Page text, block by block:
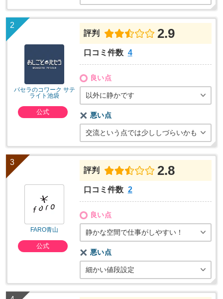
パセラのコワーク サテ
ライト池袋
公式
評判 2.9
口コミ件数 4
良い点
以外に静かです
悪い点
交流という点では少ししづらいかも
FARO青山
公式
評判 2.8
口コミ件数 2
良い点
静かな空間で仕事がしやすい！
悪い点
細かい値段設定